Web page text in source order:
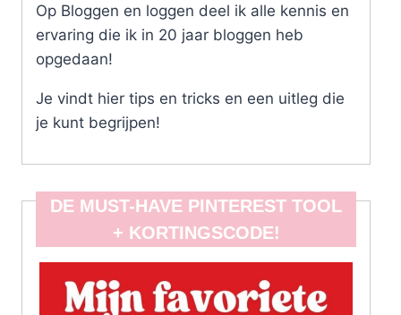
Op Bloggen en loggen deel ik alle kennis en
ervaring die ik in 20 jaar bloggen heb
opgedaan!
Je vindt hier tips en tricks en een uitleg die
je kunt begrijpen!
DE MUST-HAVE PINTEREST TOOL
+ KORTINGSCODE!